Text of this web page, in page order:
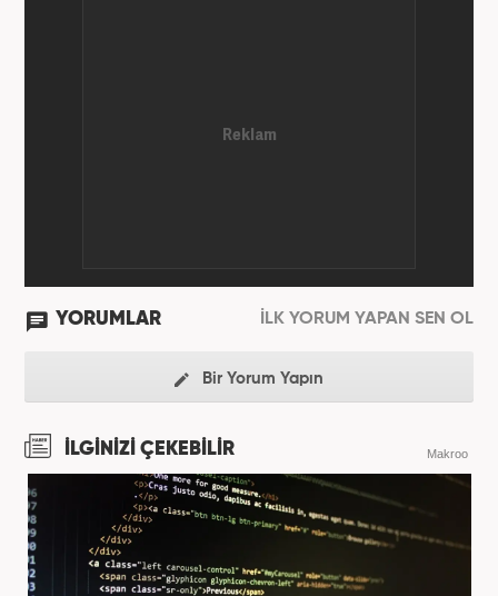
YORUMLAR İLK YORUM YAPAN SEN OL
Bir Yorum Yapın
İLGİNİZİ ÇEKEBİLİR Makroo